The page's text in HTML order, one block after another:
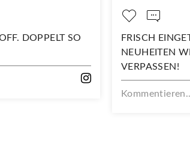
FRISCH EINGETROFFEN - DIESE
NEUHEITEN WILLST DU NICHT
VERPASSEN!